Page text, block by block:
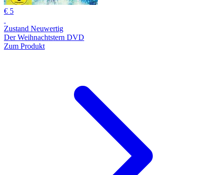
€ 5
Zustand Neuwertig
Der Weihnachtstern DVD
Zum Produkt